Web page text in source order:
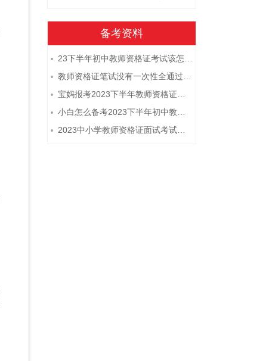
备考资料
• 23下半年初中教师资格证考试该怎么复习？
• 教师资格证笔试没有一次性全通过下次需要重新报考吗？
• 宝妈报考2023下半年教师资格证需要报班备考吗？
• 小白怎么备考2023下半年初中教师资格证笔试？
• 2023中小学教师资格证面试考试注意事项